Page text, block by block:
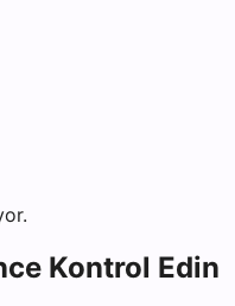
Kontrol Edin